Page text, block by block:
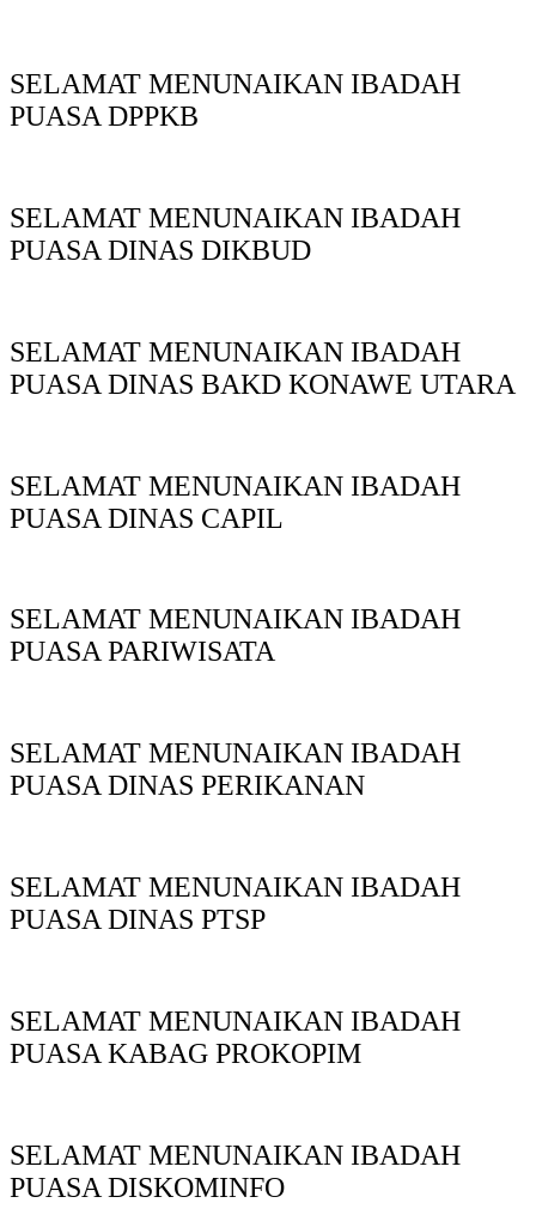
SELAMAT MENUNAIKAN IBADAH
PUASA DPPKB
SELAMAT MENUNAIKAN IBADAH
PUASA DINAS DIKBUD
SELAMAT MENUNAIKAN IBADAH
PUASA DINAS BAKD KONAWE UTARA
SELAMAT MENUNAIKAN IBADAH
PUASA DINAS CAPIL
SELAMAT MENUNAIKAN IBADAH
PUASA PARIWISATA
SELAMAT MENUNAIKAN IBADAH
PUASA DINAS PERIKANAN
SELAMAT MENUNAIKAN IBADAH
PUASA DINAS PTSP
SELAMAT MENUNAIKAN IBADAH
PUASA KABAG PROKOPIM
SELAMAT MENUNAIKAN IBADAH
PUASA DISKOMINFO